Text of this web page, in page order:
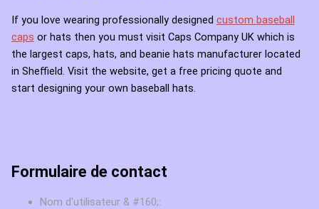
If you love wearing professionally designed custom baseball
caps or hats then you must visit Caps Company UK which is
the largest caps, hats, and beanie hats manufacturer located
in Sheffield. Visit the website, get a free pricing quote and
start designing your own baseball hats.
Formulaire de contact
Nom d'utilisateur & #160;: